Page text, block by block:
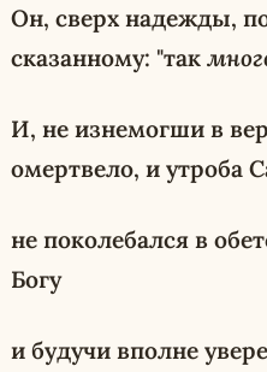
Он, сверх надежды,
сказанному: "так
И, не изнемогши в
омертвело, и утроба
не поколебался в
Богу
и будучи вполне